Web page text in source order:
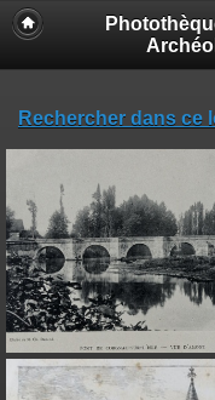
Rechercher dans ce